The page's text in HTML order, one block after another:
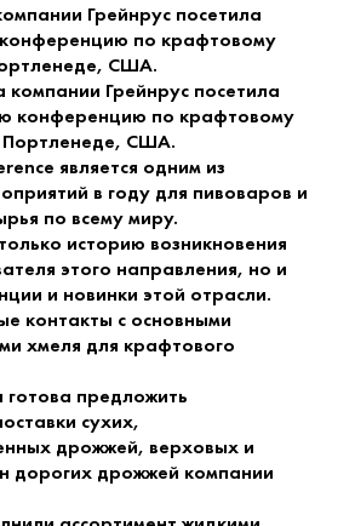
Грейнрус посетила
по крафтовому
США.
компании Грейнрус посетила
конференцию по крафтовому
Портленеде, США.
является одним из
в году для пивоваров и
по всему миру.
историю возникновения
этого направления, но и
и новинки этой отрасли.
контакты с основными
хмеля для крафтового
предложить
сухих,
дрожжей, верховых и
дорогих дрожжей компании